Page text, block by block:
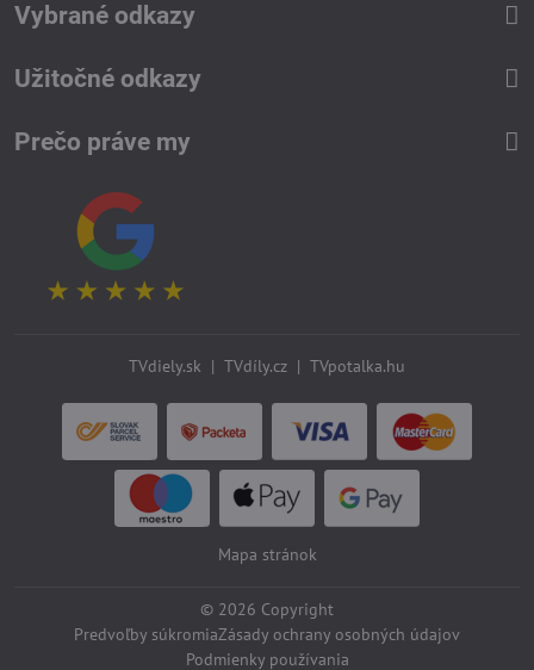
Vybrané odkazy
Užitočné odkazy
Prečo práve my
TVdiely.sk | TVdíly.cz | TVpotalka.hu
Mapa stránok
© 2026 Copyright
Predvoľby súkromiaZásady ochrany osobných údajov
Podmienky používania